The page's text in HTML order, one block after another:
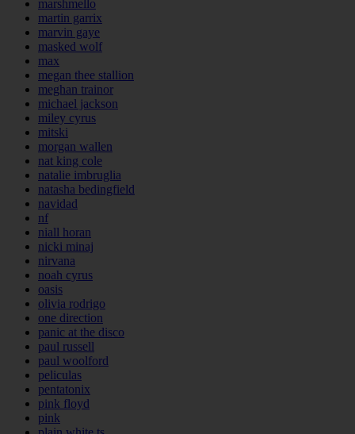
marshmello
martin garrix
marvin gaye
masked wolf
max
megan thee stallion
meghan trainor
michael jackson
miley cyrus
mitski
morgan wallen
nat king cole
natalie imbruglia
natasha bedingfield
navidad
nf
niall horan
nicki minaj
nirvana
noah cyrus
oasis
olivia rodrigo
one direction
panic at the disco
paul russell
paul woolford
peliculas
pentatonix
pink floyd
pink